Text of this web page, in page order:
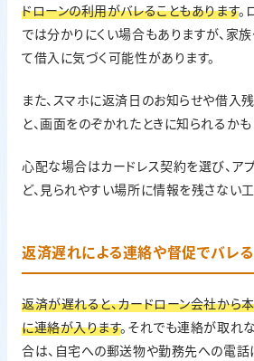
ドローンの利用がバレることもあります。
では分かりにくい場合もありますが、家
て借入に気づく可能性があります。
また、スマホに返済日のお知らせや借入
と、画面をのぞかれたときに知られるかも
心配な場合はカードレス契約を選び、ア
ど、見られやすい場所に情報を残さない工
返済遅れによる連絡や督促でバレる
返済が遅れると、カードローン会社から
に連絡が入ります。それでも連絡が取れ
合は、自宅への郵送物や勤務先への電